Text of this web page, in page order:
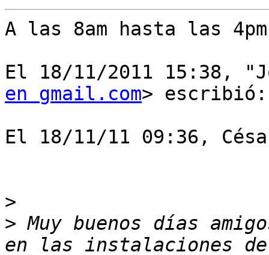
A las 8am hasta las
El 18/11/2011 15:38,
en gmail.com> escribió:
El 18/11/11 09:36,
>
> Muy buenos días